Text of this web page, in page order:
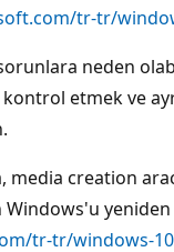
tr-tr/
sorunlara neden
kontrol etmek ve
creation
tr-tr/windows-